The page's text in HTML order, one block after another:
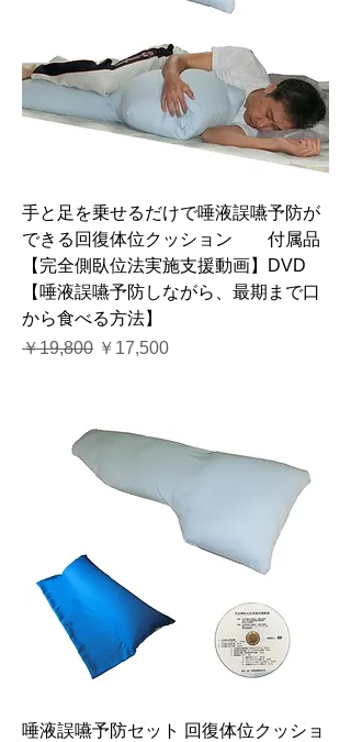
手と足を乗せるだけで唾液誤嚥予防が
できる回復体位クッション 付属品
【完全側臥位法実施支援動画】DVD
【唾液誤嚥予防しながら、最期まで口
から食べる方法】
通常価格
￥19,800 セール価格
￥17,500
唾液誤嚥予防セット 回復体位クッショ